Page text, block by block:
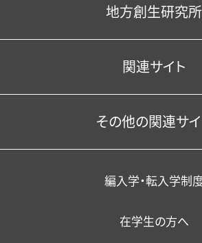
学部学科並びに人材養成
在籍担当教員
研究成果
教育の特色
情報環境
キャンパス・施設
松平記念図書館
アクセス
公共政策コース
経営・会計コース
国際ビジネスコース
スポーツマネジメントコ
経済学部経済学科
経済学部経営学科
一般教育担当教員
エクステンション（課外
年間行事（学内イベン
クラブ活動・学友会
学生サポート（福利厚
学生サポート（福利厚
暮らし・相談・アルバ
外国人留学生
在籍者出身校一覧
卒業生の声
在学生の声
教員の声
地方創生研究所
地方創生研究所
関連サイト
関東学園大学附属高等
学校法人関東学
その他の関連サイ
YouTube公式チャン
編入学・転入学制
在学生の方へ